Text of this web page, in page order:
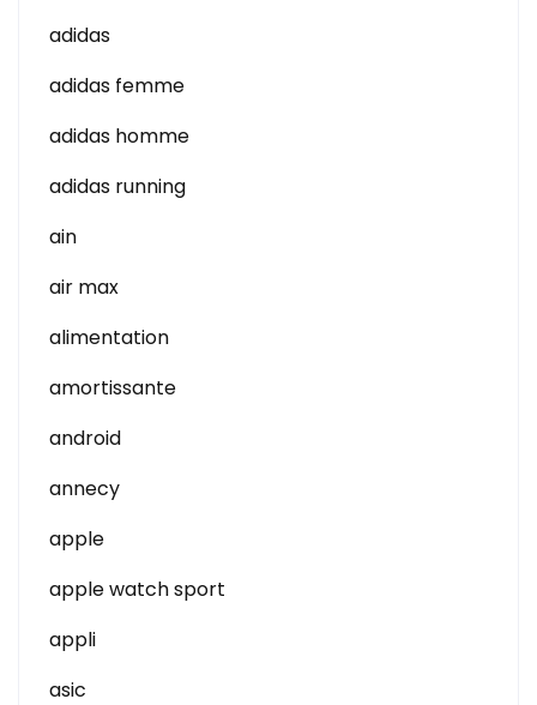
adidas
adidas femme
adidas homme
adidas running
ain
air max
alimentation
amortissante
android
annecy
apple
apple watch sport
appli
asic